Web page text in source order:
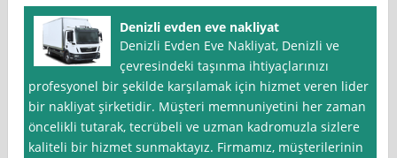
Denizli evden eve nakliyat
Denizli Evden Eve Nakliyat, Denizli ve
çevresindeki taşınma ihtiyaçlarınızı
profesyonel bir şekilde karşılamak için hizmet veren lider
bir nakliyat şirketidir. Müşteri memnuniyetini her zaman
öncelikli tutarak, tecrübeli ve uzman kadromuzla sizlere
kaliteli bir hizmet sunmaktayız. Firmamız, müşterilerinin